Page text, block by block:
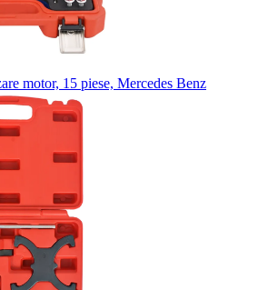
motor, 15 piese, Mercedes Benz